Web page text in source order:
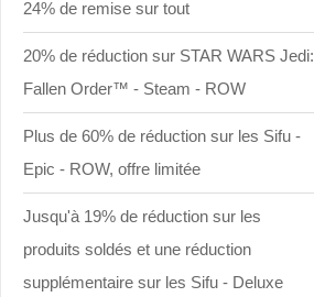
24% de remise sur tout
20% de réduction sur STAR WARS Jedi:
Fallen Order™ - Steam - ROW
Plus de 60% de réduction sur les Sifu -
Epic - ROW, offre limitée
Jusqu'à 19% de réduction sur les
produits soldés et une réduction
supplémentaire sur les Sifu - Deluxe